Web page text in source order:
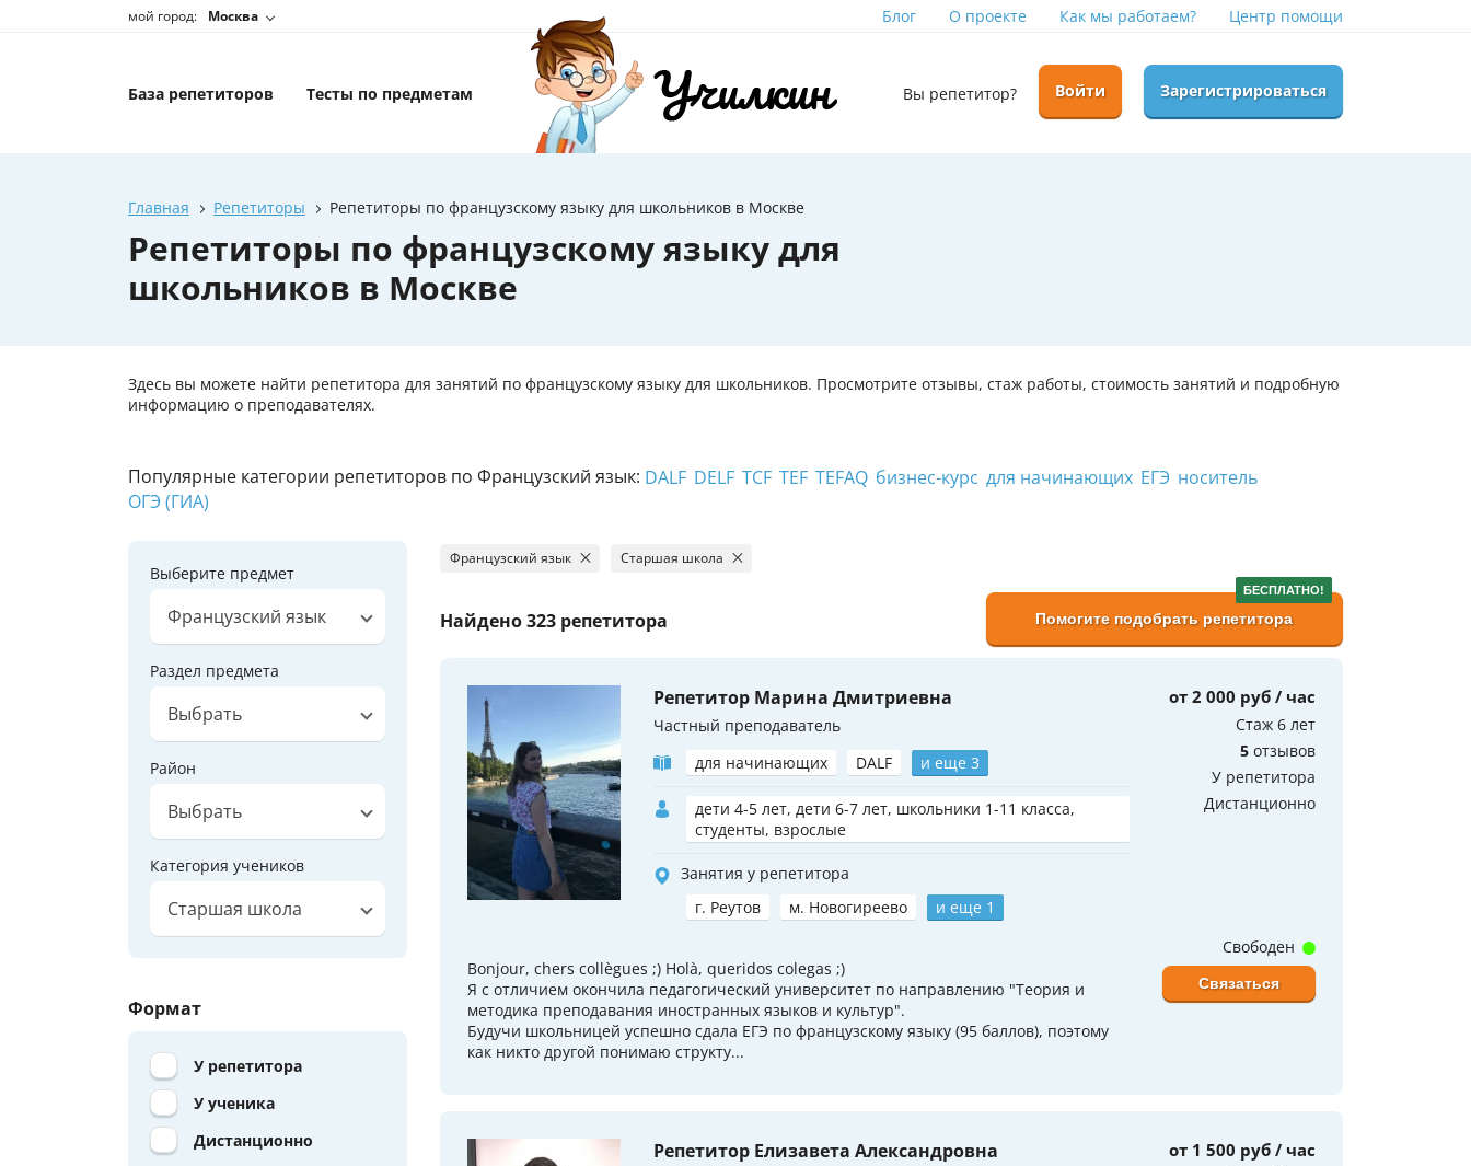
мой город: Москва Блог О проекте Как мы работаем? Центр помощи
База репетиторов Тесты по предметам Вы репетитор? Войти Зарегистрироваться
Главная Репетиторы Репетиторы по французскому языку для школьников в Москве
Репетиторы по французскому языку для
школьников в Москве
Здесь вы можете найти репетитора для занятий по французскому языку для школьников. Просмотрите отзывы, стаж работы, стоимость занятий и подробную
информацию о преподавателях.
Популярные категории репетиторов по Французский язык: DALF DELF TCF TEF TEFAQ бизнес-курс для начинающих ЕГЭ носитель
ОГЭ (ГИА)
Выберите предмет
Французский язык
Раздел предмета
Выбрать
Район
Выбрать
Категория учеников
Старшая школа
Формат
У репетитора
У ученика
Дистанционно
Французский язык Старшая школа
Найдено323 репетитора
БЕСПЛАТНО!
Помогите подобрать репетитора
Репетитор Марина Дмитриевна
Частный преподаватель
для начинающих
DALF и еще 3
дети 4-5 лет, дети 6-7 лет, школьники 1-11 класса,
студенты, взрослые
Занятия у репетитора
г. Реутов
м. Новогиреево и еще 1
от 2 000 руб / час
Стаж 6 лет
5 отзывов
У репетитора
Дистанционно
Bonjour, chers collègues ;) Holà, queridos colegas ;)
Я с отличием окончила педагогический университет по направлению "Теория и
методика преподавания иностранных языков и культур".
Будучи школьницей успешно сдала ЕГЭ по французскому языку (95 баллов), поэтому
как никто другой понимаю структу...
Свободен
Связаться
Репетитор Елизавета Александровна от 1 500 руб / час